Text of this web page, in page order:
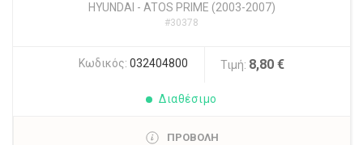
HYUNDAI - ATOS PRIME (2003-2007)
#30378
Κωδικός: 032404800 Τιμή: 8,80 €
Διαθέσιμο
ΠΡΟΒΟΛΗ